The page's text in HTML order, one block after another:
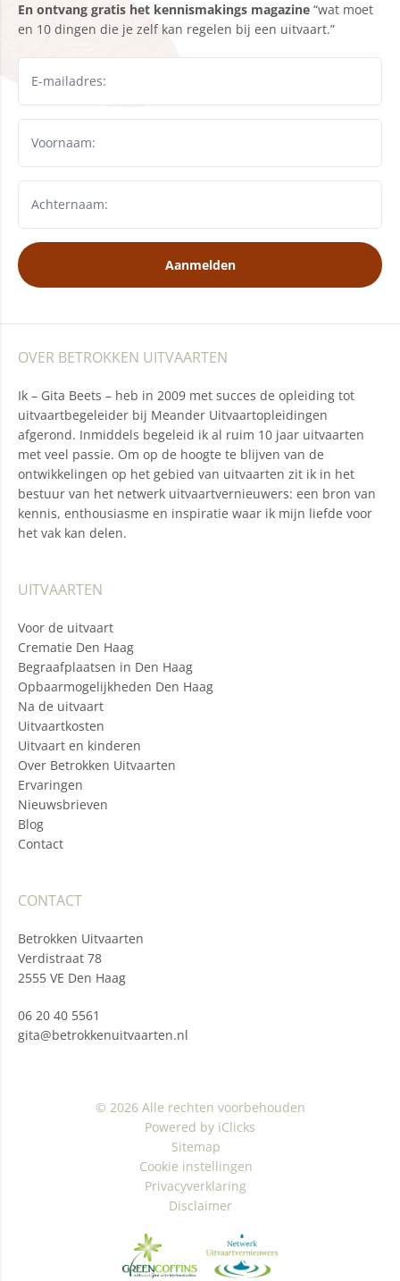
En ontvang gratis het kennismakings magazine “wat moet
en 10 dingen die je zelf kan regelen bij een uitvaart.”
Aanmelden
OVER BETROKKEN UITVAARTEN
Ik – Gita Beets – heb in 2009 met succes de opleiding tot
uitvaartbegeleider bij Meander Uitvaartopleidingen
afgerond. Inmiddels begeleid ik al ruim 10 jaar uitvaarten
met veel passie. Om op de hoogte te blijven van de
ontwikkelingen op het gebied van uitvaarten zit ik in het
bestuur van het netwerk uitvaartvernieuwers: een bron van
kennis, enthousiasme en inspiratie waar ik mijn liefde voor
het vak kan delen.
UITVAARTEN
Voor de uitvaart
Crematie Den Haag
Begraafplaatsen in Den Haag
Opbaarmogelijkheden Den Haag
Na de uitvaart
Uitvaartkosten
Uitvaart en kinderen
Over Betrokken Uitvaarten
Ervaringen
Nieuwsbrieven
Blog
Contact
CONTACT
Betrokken Uitvaarten
Verdistraat 78
2555 VE Den Haag
06 20 40 5561
gita@betrokkenuitvaarten.nl
© 2026 Alle rechten voorbehouden
Powered by iClicks
Sitemap
Cookie instellingen
Privacyverklaring
Disclaimer